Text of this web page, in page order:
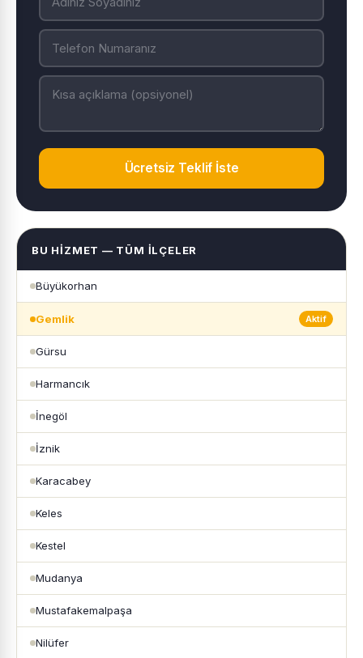
Ücretsiz Teklif İste
BU HIZMET — TÜM İLÇELER
Büyükorhan
Gemlik Aktif
Gürsu
Harmancık
İnegöl
İznik
Karacabey
Keles
Kestel
Mudanya
Mustafakemalpaşa
Nilüfer